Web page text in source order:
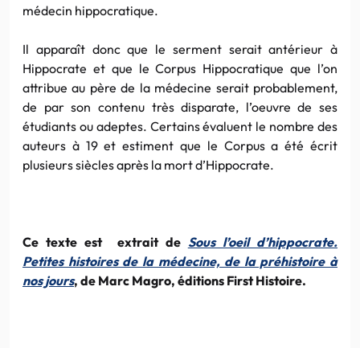
médecin hippocratique.
Il apparaît donc que le serment serait antérieur à
Hippocrate et que le Corpus Hippocratique que l’on
attribue au père de la médecine serait probablement,
de par son contenu très disparate, l’oeuvre de ses
étudiants ou adeptes. Certains évaluent le nombre des
auteurs à 19 et estiment que le Corpus a été écrit
plusieurs siècles après la mort d’Hippocrate.
Ce texte est extrait de Sous l’oeil d’hippocrate.
Petites histoires de la médecine, de la préhistoire à
nos jours, de Marc Magro, éditions First Histoire.